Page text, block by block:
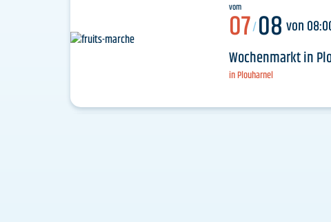
vom
07/08 von
Wochenmarkt in
in Plouharnel